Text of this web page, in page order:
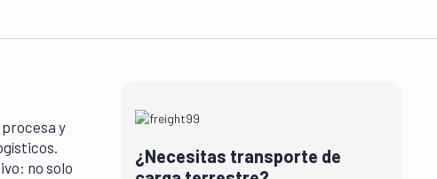
y
no solo
¿Necesitas transporte de